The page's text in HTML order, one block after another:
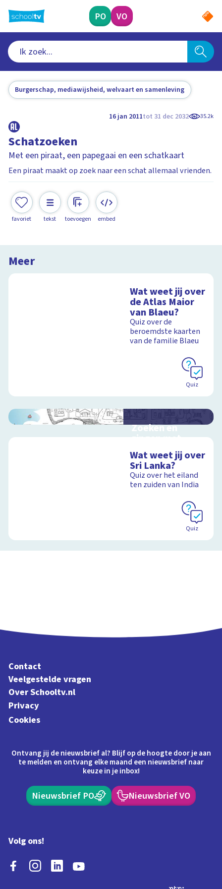
naar
hoofdinhoud
PO VO
Burgerschap, mediawijsheid, welvaart en samenleving
16 jan 2011tot 31 dec 2032 35.2k
Schatzoeken
Met een piraat, een papegaai en een schatkaart
Een piraat maakt op zoek naar een schat allemaal vrienden.
favoriet tekst toevoegen embed
Meer
Wat weet jij over
de Atlas Maior
van Blaeu?
Quiz over de
beroemdste kaarten
van de familie Blaeu
Quiz
Zoeken en
zingen met
Sesamstraat
Interactieve
schoolplaat met
kinderliedjes
Schoolplaat
Wat weet jij over
Sri Lanka?
Quiz over het eiland
ten zuiden van India
Quiz
Contact
Veelgestelde vragen
Over Schooltv.nl
Privacy
Cookies
Ontvang jij de nieuwsbrief al? Blijf op de hoogte door je aan
te melden en ontvang elke maand een nieuwsbrief naar
keuze in je inbox!
Nieuwsbrief PO Nieuwsbrief VO
Volg ons!